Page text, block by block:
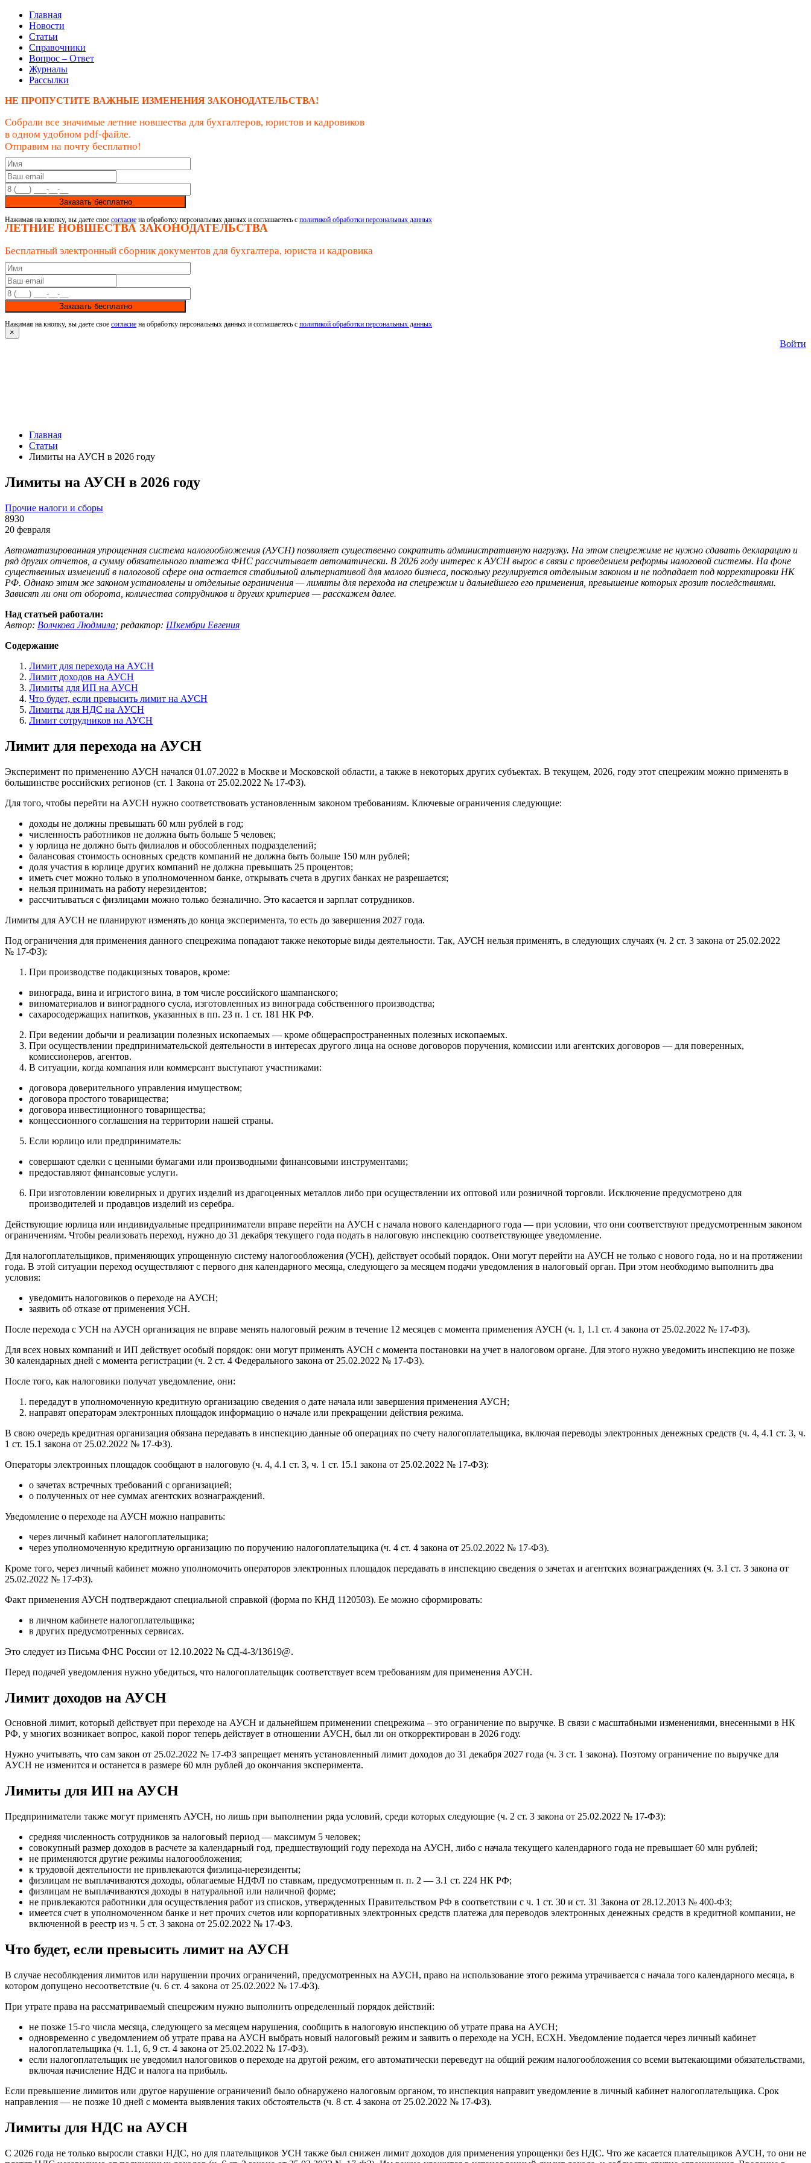
Главная
Новости
Статьи
Справочники
Вопрос – Ответ
Журналы
Рассылки
НЕ ПРОПУСТИТЕ ВАЖНЫЕ ИЗМЕНЕНИЯ ЗАКОНОДАТЕЛЬСТВА!
Собрали все значимые летние новшества для бухгалтеров, юристов и кадровиков
в одном удобном pdf-файле.
Отправим на почту бесплатно!
Заказать бесплатно
Нажимая на кнопку, вы даете свое согласие на обработку персональных данных и соглашаетесь с политикой обработки персональных данных
ЛЕТНИЕ НОВШЕСТВА ЗАКОНОДАТЕЛЬСТВА
Бесплатный электронный сборник документов для бухгалтера, юриста и кадровика
Заказать бесплатно
Нажимая на кнопку, вы даете свое согласие на обработку персональных данных и соглашаетесь с политикой обработки персональных данных
×
Войти
Главная
Статьи
Лимиты на АУСН в 2026 году
Лимиты на АУСН в 2026 году
Прочие налоги и сборы
8930
20 февраля
Автоматизированная упрощенная система налогообложения (АУСН) позволяет существенно сократить административную нагрузку. На этом спецрежиме не нужно сдавать декларацию и
ряд других отчетов, а сумму обязательного платежа ФНС рассчитывает автоматически. В 2026 году интерес к АУСН вырос в связи с проведением реформы налоговой системы. На фоне
существенных изменений в налоговой сфере она остается стабильной альтернативой для малого бизнеса, поскольку регулируется отдельным законом и не подпадает под корректировки НК
РФ. Однако этим же законом установлены и отдельные ограничения — лимиты для перехода на спецрежим и дальнейшего его применения, превышение которых грозит последствиями.
Зависят ли они от оборота, количества сотрудников и других критериев — расскажем далее.
Над статьей работали:
Автор: Волчкова Людмила; редактор: Шкембри Евгения
Содержание
Лимит для перехода на АУСН
Лимит доходов на АУСН
Лимиты для ИП на АУСН
Что будет, если превысить лимит на АУСН
Лимиты для НДС на АУСН
Лимит сотрудников на АУСН
Лимит для перехода на АУСН
Эксперимент по применению АУСН начался 01.07.2022 в Москве и Московской области, а также в некоторых других субъектах. В текущем, 2026, году этот спецрежим можно применять в
большинстве российских регионов (ст. 1 Закона от 25.02.2022 № 17-ФЗ).
Для того, чтобы перейти на АУСН нужно соответствовать установленным законом требованиям. Ключевые ограничения следующие:
доходы не должны превышать 60 млн рублей в год;
численность работников не должна быть больше 5 человек;
у юрлица не должно быть филиалов и обособленных подразделений;
балансовая стоимость основных средств компаний не должна быть больше 150 млн рублей;
доля участия в юрлице других компаний не должна превышать 25 процентов;
иметь счет можно только в уполномоченном банке, открывать счета в других банках не разрешается;
нельзя принимать на работу нерезидентов;
рассчитываться с физлицами можно только безналично. Это касается и зарплат сотрудников.
Лимиты для АУСН не планируют изменять до конца эксперимента, то есть до завершения 2027 года.
Под ограничения для применения данного спецрежима попадают также некоторые виды деятельности. Так, АУСН нельзя применять, в следующих случаях (ч. 2 ст. 3 закона от 25.02.2022
№ 17-ФЗ):
При производстве подакцизных товаров, кроме:
винограда, вина и игристого вина, в том числе российского шампанского;
виноматериалов и виноградного сусла, изготовленных из винограда собственного производства;
сахаросодержащих напитков, указанных в пп. 23 п. 1 ст. 181 НК РФ.
При ведении добычи и реализации полезных ископаемых — кроме общераспространенных полезных ископаемых.
При осуществлении предпринимательской деятельности в интересах другого лица на основе договоров поручения, комиссии или агентских договоров — для поверенных,
комиссионеров, агентов.
В ситуации, когда компания или коммерсант выступают участниками:
договора доверительного управления имуществом;
договора простого товарищества;
договора инвестиционного товарищества;
концессионного соглашения на территории нашей страны.
Если юрлицо или предприниматель:
совершают сделки с ценными бумагами или производными финансовыми инструментами;
предоставляют финансовые услуги.
При изготовлении ювелирных и других изделий из драгоценных металлов либо при осуществлении их оптовой или розничной торговли. Исключение предусмотрено для
производителей и продавцов изделий из серебра.
Действующие юрлица или индивидуальные предприниматели вправе перейти на АУСН с начала нового календарного года — при условии, что они соответствуют предусмотренным законом
ограничениям. Чтобы реализовать переход, нужно до 31 декабря текущего года подать в налоговую инспекцию соответствующее уведомление.
Для налогоплательщиков, применяющих упрощенную систему налогообложения (УСН), действует особый порядок. Они могут перейти на АУСН не только с нового года, но и на протяжении
года. В этой ситуации переход осуществляют с первого дня календарного месяца, следующего за месяцем подачи уведомления в налоговый орган. При этом необходимо выполнить два
условия:
уведомить налоговиков о переходе на АУСН;
заявить об отказе от применения УСН.
После перехода с УСН на АУСН организация не вправе менять налоговый режим в течение 12 месяцев с момента применения АУСН (ч. 1, 1.1 ст. 4 закона от 25.02.2022 № 17‑ФЗ).
Для всех новых компаний и ИП действует особый порядок: они могут применять АУСН с момента постановки на учет в налоговом органе. Для этого нужно уведомить инспекцию не позже
30 календарных дней с момента регистрации (ч. 2 ст. 4 Федерального закона от 25.02.2022 № 17‑ФЗ).
После того, как налоговики получат уведомление, они:
передадут в уполномоченную кредитную организацию сведения о дате начала или завершения применения АУСН;
направят операторам электронных площадок информацию о начале или прекращении действия режима.
В свою очередь кредитная организация обязана передавать в инспекцию данные об операциях по счету налогоплательщика, включая переводы электронных денежных средств (ч. 4, 4.1 ст. 3, ч.
1 ст. 15.1 закона от 25.02.2022 № 17‑ФЗ).
Операторы электронных площадок сообщают в налоговую (ч. 4, 4.1 ст. 3, ч. 1 ст. 15.1 закона от 25.02.2022 № 17‑ФЗ):
о зачетах встречных требований с организацией;
о полученных от нее суммах агентских вознаграждений.
Уведомление о переходе на АУСН можно направить:
через личный кабинет налогоплательщика;
через уполномоченную кредитную организацию по поручению налогоплательщика (ч. 4 ст. 4 закона от 25.02.2022 № 17‑ФЗ).
Кроме того, через личный кабинет можно уполномочить операторов электронных площадок передавать в инспекцию сведения о зачетах и агентских вознаграждениях (ч. 3.1 ст. 3 закона от
25.02.2022 № 17‑ФЗ).
Факт применения АУСН подтверждают специальной справкой (форма по КНД 1120503). Ее можно сформировать:
в личном кабинете налогоплательщика;
в других предусмотренных сервисах.
Это следует из Письма ФНС России от 12.10.2022 № СД‑4‑3/13619@.
Перед подачей уведомления нужно убедиться, что налогоплательщик соответствует всем требованиям для применения АУСН.
Лимит доходов на АУСН
Основной лимит, который действует при переходе на АУСН и дальнейшем применении спецрежима – это ограничение по выручке. В связи с масштабными изменениями, внесенными в НК
РФ, у многих возникает вопрос, какой порог теперь действует в отношении АУСН, был ли он откорректирован в 2026 году.
Нужно учитывать, что сам закон от 25.02.2022 № 17‑ФЗ запрещает менять установленный лимит доходов до 31 декабря 2027 года (ч. 3 ст. 1 закона). Поэтому ограничение по выручке для
АУСН не изменится и останется в размере 60 млн рублей до окончания эксперимента.
Лимиты для ИП на АУСН
Предприниматели также могут применять АУСН, но лишь при выполнении ряда условий, среди которых следующие (ч. 2 ст. 3 закона от 25.02.2022 № 17-ФЗ):
средняя численность сотрудников за налоговый период — максимум 5 человек;
совокупный размер доходов в расчете за календарный год, предшествующий году перехода на АУСН, либо с начала текущего календарного года не превышает 60 млн рублей;
не применяются другие режимы налогообложения;
к трудовой деятельности не привлекаются физлица-нерезиденты;
физлицам не выплачиваются доходы, облагаемые НДФЛ по ставкам, предусмотренным п. п. 2 — 3.1 ст. 224 НК РФ;
физлицам не выплачиваются доходы в натуральной или наличной форме;
не привлекаются работники для осуществления работ из списков, утвержденных Правительством РФ в соответствии с ч. 1 ст. 30 и ст. 31 Закона от 28.12.2013 № 400-ФЗ;
имеется счет в уполномоченном банке и нет прочих счетов или корпоративных электронных средств платежа для переводов электронных денежных средств в кредитной компании, не
включенной в реестр из ч. 5 ст. 3 закона от 25.02.2022 № 17-ФЗ.
Что будет, если превысить лимит на АУСН
В случае несоблюдения лимитов или нарушении прочих ограничений, предусмотренных на АУСН, право на использование этого режима утрачивается с начала того календарного месяца, в
котором допущено несоответствие (ч. 6 ст. 4 закона от 25.02.2022 № 17‑ФЗ).
При утрате права на рассматриваемый спецрежим нужно выполнить определенный порядок действий:
не позже 15‑го числа месяца, следующего за месяцем нарушения, сообщить в налоговую инспекцию об утрате права на АУСН;
одновременно с уведомлением об утрате права на АУСН выбрать новый налоговый режим и заявить о переходе на УСН, ЕСХН. Уведомление подается через личный кабинет
налогоплательщика (ч. 1.1, 6, 9 ст. 4 закона от 25.02.2022 № 17‑ФЗ).
если налогоплательщик не уведомил налоговиков о переходе на другой режим, его автоматически переведут на общий режим налогообложения со всеми вытекающими обязательствами,
включая начисление НДС и налога на прибыль.
Если превышение лимитов или другое нарушение ограничений было обнаружено налоговым органом, то инспекция направит уведомление в личный кабинет налогоплательщика. Срок
направления — не позже 10 дней с момента выявления таких обстоятельств (ч. 8 ст. 4 закона от 25.02.2022 № 17‑ФЗ).
Лимиты для НДС на АУСН
С 2026 года не только выросли ставки НДС, но для плательщиков УСН также был снижен лимит доходов для применения упрощенки без НДС. Что же касается плательщиков АУСН, то они не